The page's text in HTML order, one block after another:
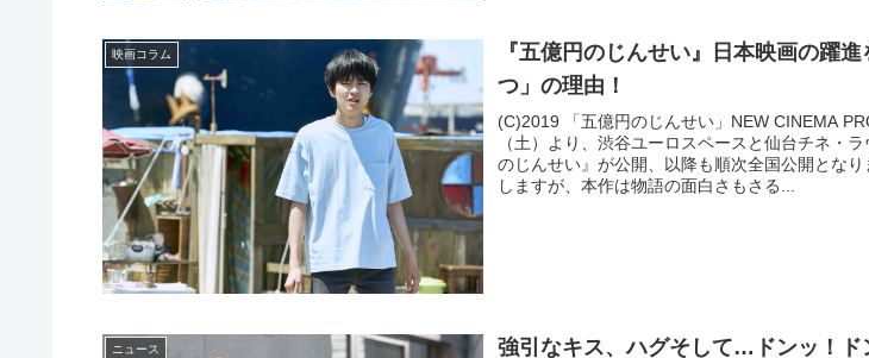
映画コラム
『五億円のじんせい』日本映画の躍
つ」の理由！
(C)2019 「五億円のじんせい」NEW CINEMA
（土）より、渋谷ユーロスペースと仙台チネ・
のじんせい』が公開、以降も順次全国公開とな
しますが、本作は物語の面白さもさる...
ニュース
強引なキス、ハグそして…ドンッ！ド